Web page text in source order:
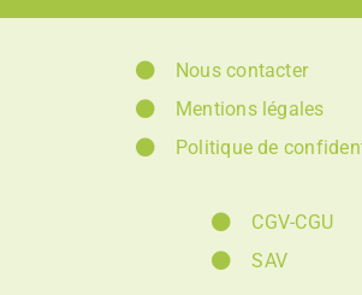
Nous contacter
Mentions légales
Politique de
CGV-CGU
SAV